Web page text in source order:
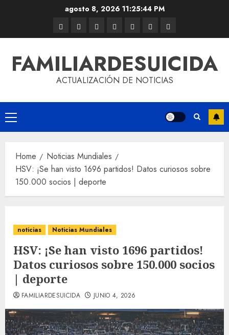
agosto 8, 2026 11:25:45 PM
FAMILIARDESUICIDA
ACTUALIZACIÓN DE NOTICIAS
Home
Noticias Mundiales
HSV: ¡Se han visto 1696 partidos! Datos curiosos sobre
150.000 socios | deporte
noticias Noticias Mundiales
HSV: ¡Se han visto 1696 partidos!
Datos curiosos sobre 150.000 socios
| deporte
FAMILIARDESUICIDA JUNIO 4, 2026